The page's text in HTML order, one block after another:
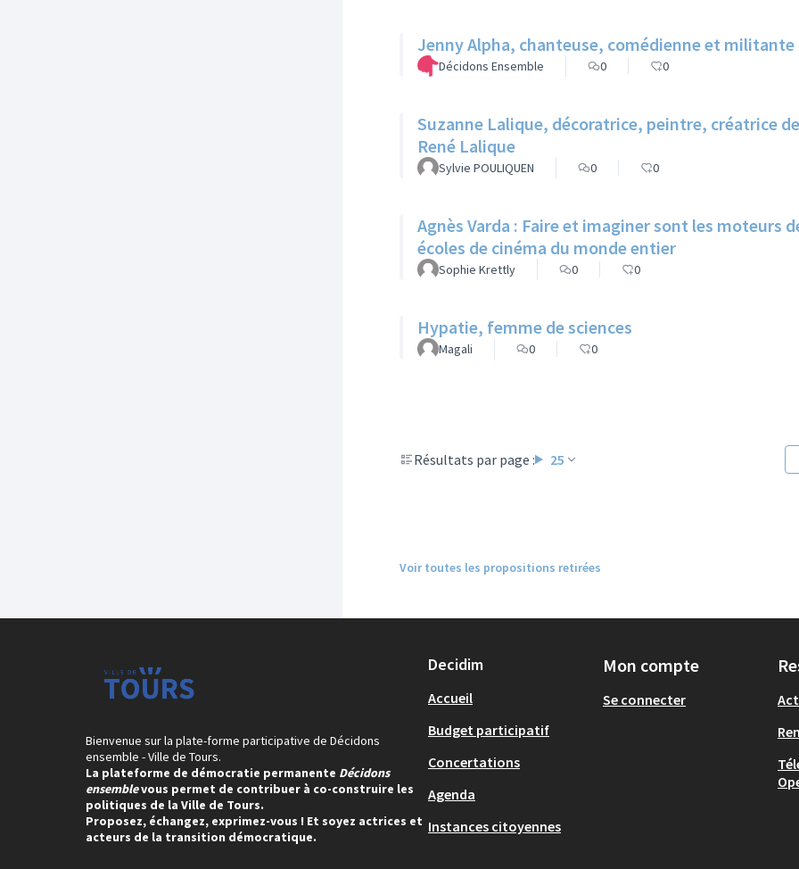
Jenny Alpha, chanteuse, comédienne et militante
Décidons Ensemble 0 0
Suzanne Lalique, décoratrice, peintre, créatrice
René Lalique
Sylvie POULIQUEN 0 0
Agnès Varda : Faire et imaginer sont les moteurs
écoles de cinéma du monde entier
Sophie Krettly 0 0
Hypatie, femme de sciences
Magali 0 0
Résultats par page : 25
Voir toutes les propositions retirées
Bienvenue sur la plate-forme participative de Décidons
ensemble - Ville de Tours.
La plateforme de démocratie permanente Décidons
ensemblevous permet de contribuer à co-construire les
politiques de la Ville de Tours.
Proposez, échangez, exprimez-vous ! Et soyez actrices et
acteurs de la transition démocratique.
Decidim
Accueil
Budget participatif
Concertations
Agenda
Instances citoyennes
Mon compte
Se connecter